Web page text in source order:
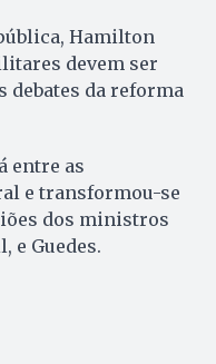
Hamilton
devem ser
debates da reforma
entre as
e transformou-se
dos ministros
e Guedes.